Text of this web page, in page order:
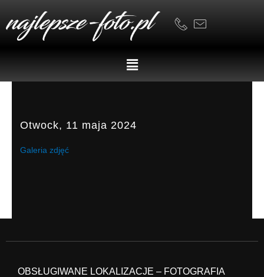
content
Menu
Otwock, 11 maja 2024
Galeria zdjęć
OBSŁUGIWANE LOKALIZACJE – FOTOGRAFIA